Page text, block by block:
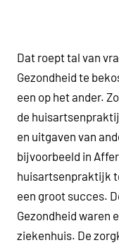
Dat roept tal van
Gezondheid te
een op het ander.
de
en uitgaven van
bijvoorbeeld in
huisartsenpraktijk
een groot succes.
Gezondheid waren
ziekenhuis. De